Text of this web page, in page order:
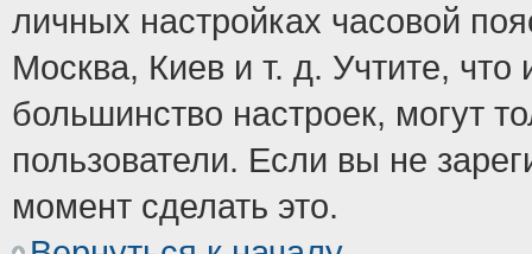
личных настройках часовой
Москва, Киев и т. д. Учтите, что
большинство настроек, могут
пользователи. Если вы не
момент сделать это.